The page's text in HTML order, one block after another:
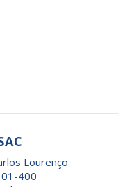
Lourenço
400